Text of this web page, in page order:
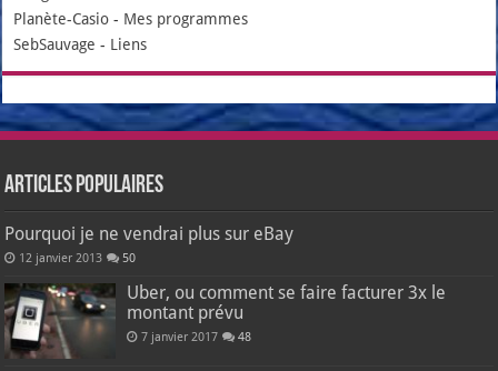
Planète-Casio - Mes programmes
SebSauvage - Liens
Articles populaires
Pourquoi je ne vendrai plus sur eBay
12 janvier 2013 50
Uber, ou comment se faire facturer 3x le
montant prévu
7 janvier 2017 48